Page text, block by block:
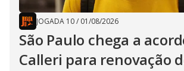
JOGADA 10/ 01/08/2026
São Paulo chega a
Calleri para renovação